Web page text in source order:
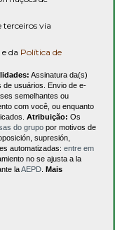
terceiros via
e da Política de
Assinatura da(s)
usuários. Envio de e-
semelhantes ou
com você, ou enquanto
Atribuição: Os
do grupo por motivos de
supresión,
automatizadas: entre em
no se ajusta a la
laAEPD Mais